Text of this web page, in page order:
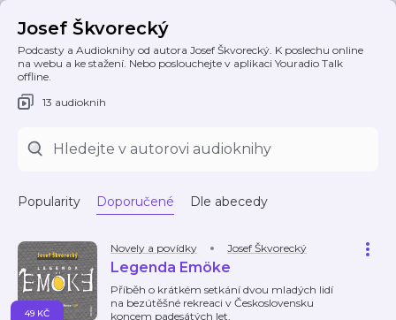
Josef Škvorecký
Podcasty a Audioknihy od autora Josef Škvorecký. K poslechu online
na webu a ke stažení. Nebo poslouchejte v aplikaci Youradio Talk
offline.
13 audioknih
Popularity Doporučené Dle abecedy
Novely a povídky Josef Škvorecký
Legenda Emöke
Příběh o krátkém setkání dvou mladých lidí
na bezútěšné rekreaci v Československu
koncem padesátých let.
49 KČ